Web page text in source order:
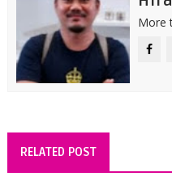
More
RELATED POST